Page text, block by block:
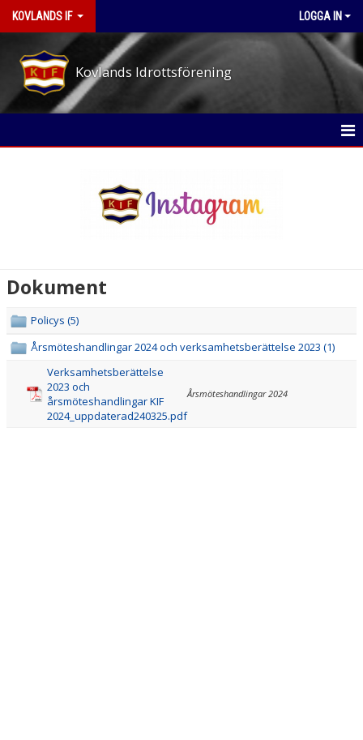
KOVLANDS IF LOGGA IN
Kovlands Idrottsförening
STYRELSE
DOKUMENT
HUR KAN JAG STÖTTA FÖRENINGEN?
Dokument
Policys (5)
Årsmöteshandlingar 2024 och verksamhetsberättelse 2023 (1)
Verksamhetsberättelse
2023 och
årsmöteshandlingar KIF
2024_uppdaterad240325.pdf
Årsmöteshandlingar 2024